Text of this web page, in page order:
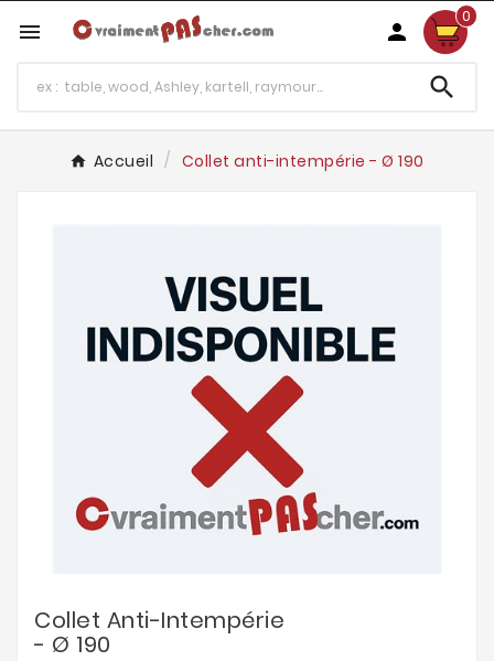
 
0

Accueil Collet anti-intempérie - Ø 190
Collet Anti-Intempérie
- Ø 190